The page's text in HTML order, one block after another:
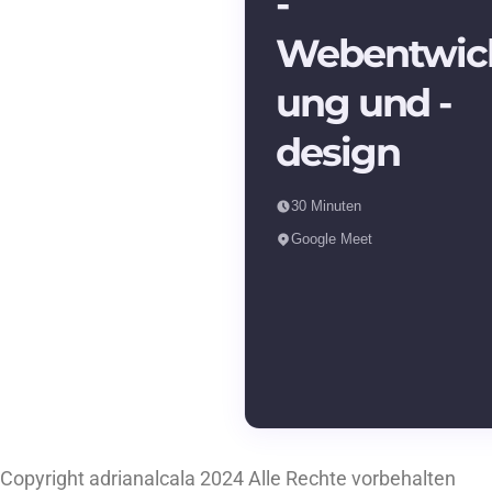
ung und -
design
30 Minuten
Google Meet
Copyright adrianalcala 2024 Alle Rechte vorbehalten